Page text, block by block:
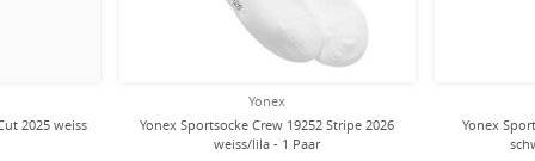
2025 weiss
Yonex
Yonex Sportsocke Crew 19252 Stripe 2026
weiss/lila - 1 Paar
Yonex